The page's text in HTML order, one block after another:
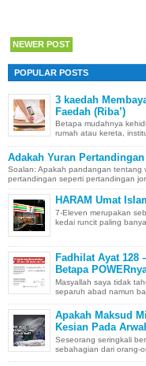
NEWER POST
POPULAR POSTS
3 kaedah
Faedah (Riba’)
Betapa mudahnya
rumah atau kereta,
Adakah Yuran
Soalan: Apakah pandangan tentang
pertandingan seperti pertandingan
HARAM Umat
7-Eleven merupakan
kedai runcit paling
Fadhilat Ayat 128
Betapa
Masyallah saya tidak
separuh abad namun
Apakah Maksud
Kesian Pada
Seseorang seringkali
sebahagian dari orang-